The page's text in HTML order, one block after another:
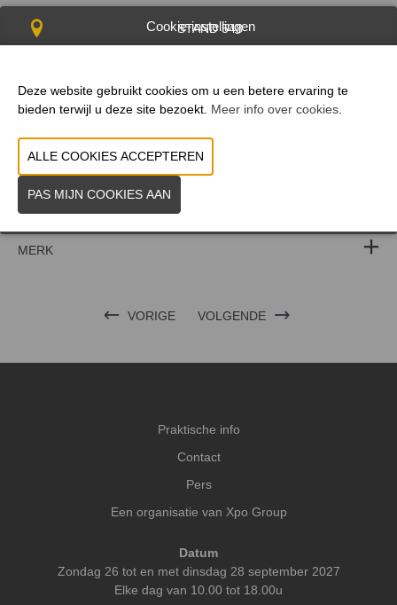
STAND 548
WEBSITE CATALOGUS
PRODUCTGROEP
FOTO'S
MERK
VORIGE VOLGENDE
Praktische info
Contact
Pers
Een organisatie van Xpo Group
Datum
Zondag 26 tot en met dinsdag 28 september 2027
Elke dag van 10.00 tot 18.00u
Cookie-instellingen
Deze website gebruikt cookies om u een betere ervaring te
bieden terwijl u deze site bezoekt. Meer info over cookies